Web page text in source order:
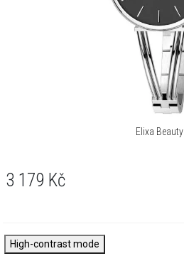
Elixa Beauty
3 179 Kč
High-contrast mode